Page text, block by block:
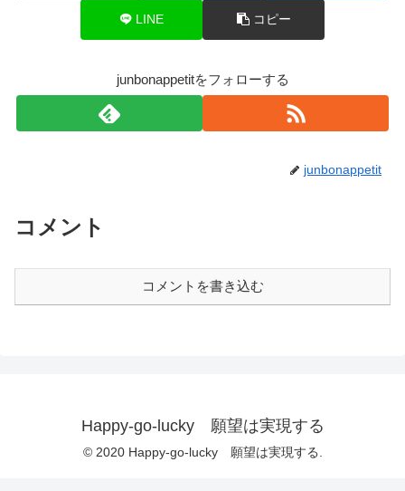
LINE コピー
junbonappetitをフォローする
junbonappetit
コメント
コメントを書き込む
Happy-go-lucky 願望は実現する
© 2020 Happy-go-lucky 願望は実現する.